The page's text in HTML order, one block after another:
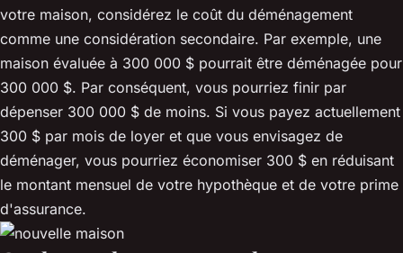
votre maison, considérez le coût du déménagement
comme une considération secondaire. Par exemple, une
maison évaluée à 300 000 $ pourrait être déménagée pour
300 000 $. Par conséquent, vous pourriez finir par
dépenser 300 000 $ de moins. Si vous payez actuellement
300 $ par mois de loyer et que vous envisagez de
déménager, vous pourriez économiser 300 $ en réduisant
le montant mensuel de votre hypothèque et de votre prime
d'assurance.